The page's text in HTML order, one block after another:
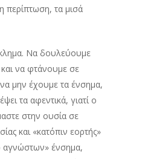
περίπτωση, τα μισά
Να δουλεύουμε
να φτάνουμε σε
να μην έχουμε τα ένσημα,
τα αφεντικά, γιατί ο
στην ουσία σε
και «κατόπιν εορτής»
αγνώστων» ένσημα,